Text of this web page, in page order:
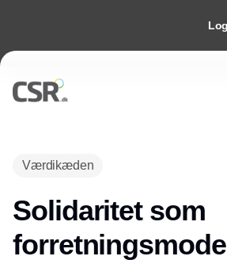
Værdikæden
Solidaritet som